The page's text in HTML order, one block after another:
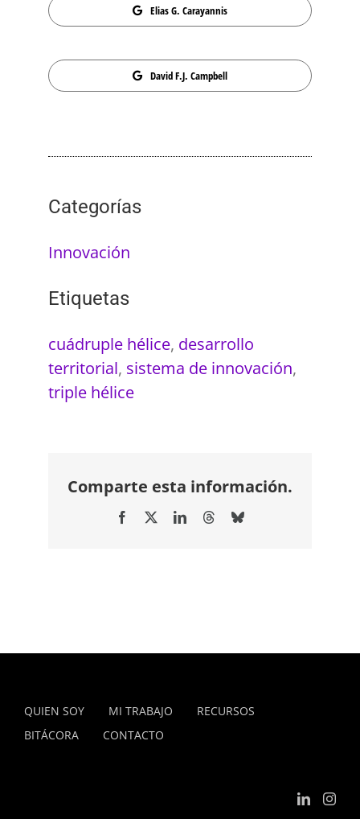
Elias G. Carayannis
David F.J. Campbell
Categorías
Innovación
Etiquetas
cuádruple hélice, desarrollo
territorial, sistema de innovación,
triple hélice
Comparte esta información.
Facebook LinkedInThreadsBluesky
QUIEN SOY MI TRABAJO
RECURSOS
BITÁCORA
CONTACTO